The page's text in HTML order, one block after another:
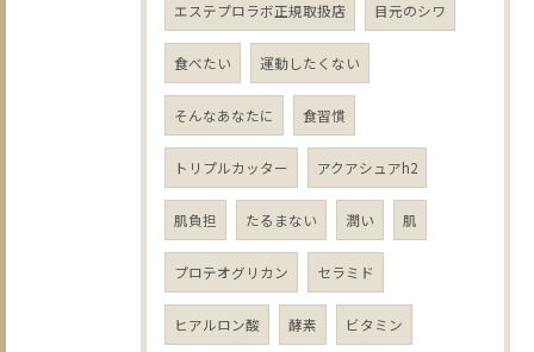
エステプロラボ正規取扱店 目元のシワ
食べたい 運動したくない
そんなあなたに 食習慣
トリプルカッター アクアシュアh2
肌負担 たるまない 潤い 肌
プロテオグリカン セラミド
ヒアルロン酸 酵素 ビタミン